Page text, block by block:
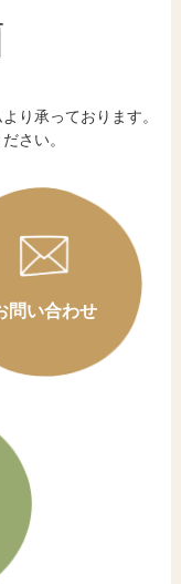
り承っております。
さい。
問い合わせ